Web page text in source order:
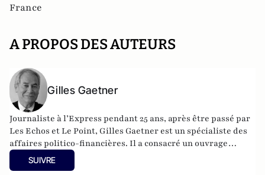
France
A PROPOS DES AUTEURS
Gilles Gaetner
Journaliste à l’Express pendant 25 ans, après être passé par
Les Echos et Le Point, Gilles Gaetner est un spécialiste des
affaires politico-financières. Il a consacré un ouvrage
remarqué au président de la République, Les 100 jours de
Macron (Fauves –Editions). Il est également l’auteur d’une
SUIVRE